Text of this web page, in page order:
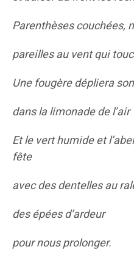
Parenthèses couchées,
pareilles au vent qui
Une fougère dépliera
dans la limonade de l’air
Et le vert humide et
fête
avec des dentelles au
des épées d’ardeur
pour nous prolonger.